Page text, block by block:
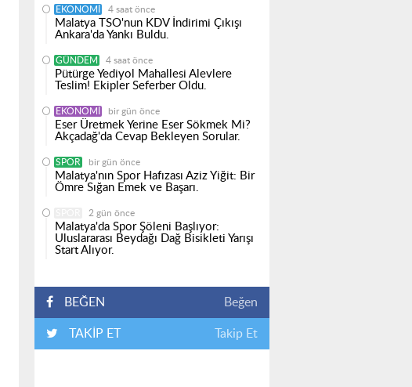
EKONOMI 4 saat önce
Malatya TSO'nun KDV İndirimi Çıkışı
Ankara'da Yankı Buldu.
GÜNDEM 4 saat önce
Pütürge Yediyol Mahallesi Alevlere
Teslim! Ekipler Seferber Oldu.
EKONOMI bir gün önce
Eser Üretmek Yerine Eser Sökmek Mi?
Akçadağ'da Cevap Bekleyen Sorular.
SPOR bir gün önce
Malatya'nın Spor Hafızası Aziz Yiğit: Bir
Ömre Sığan Emek ve Başarı.
2 gün önce
Malatya'da Spor Şöleni Başlıyor:
Uluslararası Beydağı Dağ Bisikleti Yarışı
Start Alıyor.
BEĞEN Beğen
TAKİP ET Takip Et